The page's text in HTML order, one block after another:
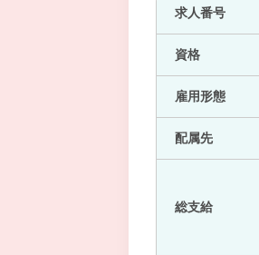
求人番号
資格
雇用形態
配属先
総支給